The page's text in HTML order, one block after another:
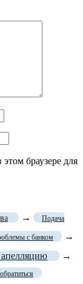
браузере для
→ Подача
с банком →
апелляцию →